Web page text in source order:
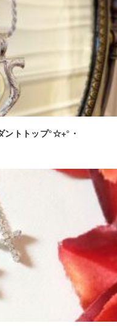
ントトップ°☆+°・